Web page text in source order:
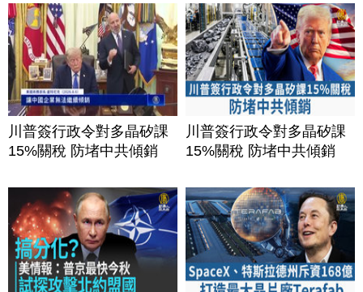
川普簽行政令對多晶矽課
15%關稅 防堵中共傾銷
川普簽行政令對多晶矽課
15%關稅 防堵中共傾銷